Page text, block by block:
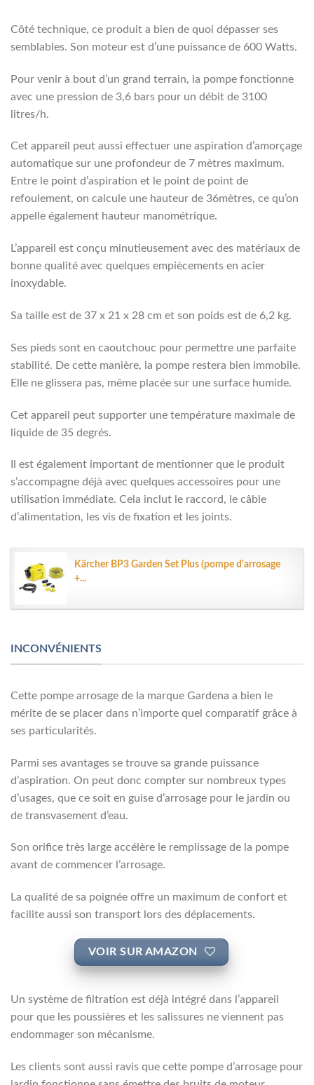
Côté technique, ce produit a bien de quoi dépasser ses
semblables. Son moteur est d’une puissance de 600 Watts.
Pour venir à bout d’un grand terrain, la pompe fonctionne
avec une pression de 3,6 bars pour un débit de 3100
litres/h.
Cet appareil peut aussi effectuer une aspiration d’amorçage
automatique sur une profondeur de 7 mètres maximum.
Entre le point d’aspiration et le point de point de
refoulement, on calcule une hauteur de 36mètres, ce qu’on
appelle également hauteur manométrique.
L’appareil est conçu minutieusement avec des matériaux de
bonne qualité avec quelques empiècements en acier
inoxydable.
Sa taille est de 37 x 21 x 28 cm et son poids est de 6,2 kg.
Ses pieds sont en caoutchouc pour permettre une parfaite
stabilité. De cette manière, la pompe restera bien immobile.
Elle ne glissera pas, même placée sur une surface humide.
Cet appareil peut supporter une température maximale de
liquide de 35 degrés.
Il est également important de mentionner que le produit
s’accompagne déjà avec quelques accessoires pour une
utilisation immédiate. Cela inclut le raccord, le câble
d’alimentation, les vis de fixation et les joints.
Kärcher BP3 Garden Set Plus (pompe d'arrosage
+...
INCONVÉNIENTS
Cette pompe arrosage de la marque Gardena a bien le
mérite de se placer dans n’importe quel comparatif grâce à
ses particularités.
Parmi ses avantages se trouve sa grande puissance
d’aspiration. On peut donc compter sur nombreux types
d’usages, que ce soit en guise d’arrosage pour le jardin ou
de transvasement d’eau.
Son orifice très large accélère le remplissage de la pompe
avant de commencer l’arrosage.
La qualité de sa poignée offre un maximum de confort et
facilite aussi son transport lors des déplacements.
VOIR SUR AMAZON
Un système de filtration est déjà intégré dans l’appareil
pour que les poussières et les salissures ne viennent pas
endommager son mécanisme.
Les clients sont aussi ravis que cette pompe d’arrosage pour